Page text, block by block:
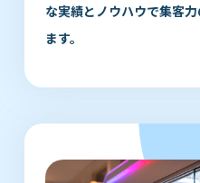
な実績とノウハウで集客
ます。